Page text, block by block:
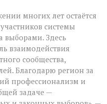
многих лет остаётся
системы
выборами. Здесь
взаимодействия
сообщества,
Благодарю регион за
профессионализм и
задаче —